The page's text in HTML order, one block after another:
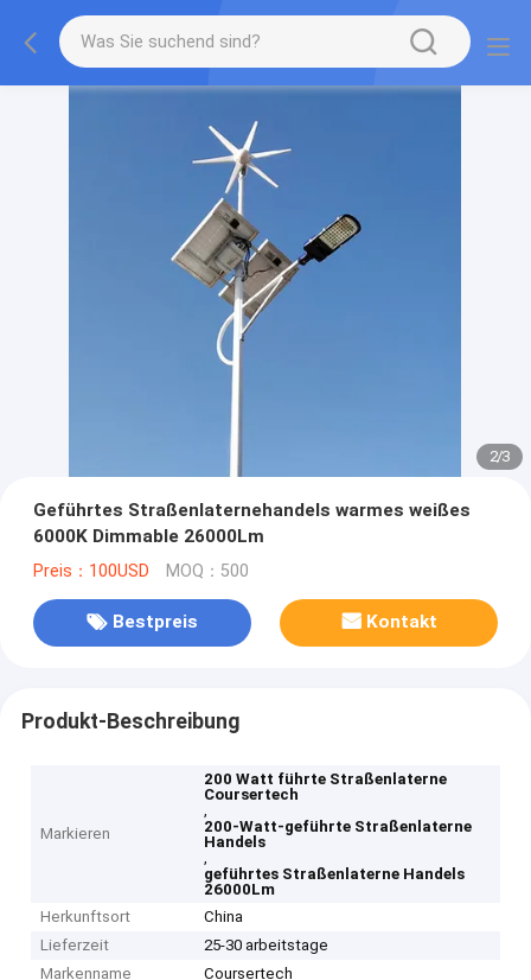
2/3
Geführtes Straßenlaternehandels warmes weißes
6000K Dimmable 26000Lm
Preis：100USD MOQ：500
Bestpreis Kontakt
Produkt-Beschreibung
Markieren
200 Watt führte Straßenlaterne
Coursertech
,
200-Watt-geführte Straßenlaterne
Handels
,
geführtes Straßenlaterne Handels
26000Lm
Herkunftsort
China
Lieferzeit
25-30 arbeitstage
Markenname
Coursertech